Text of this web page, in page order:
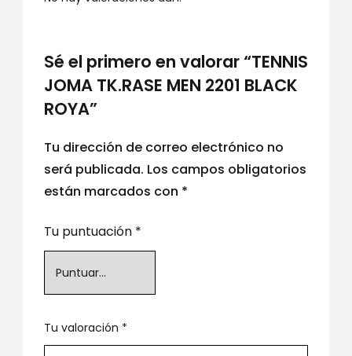
Sé el primero en valorar “TENNIS
JOMA TK.RASE MEN 2201 BLACK
ROYA”
Tu dirección de correo electrónico no
será publicada. Los campos obligatorios
están marcados con *
Tu puntuación *
Tu valoración *